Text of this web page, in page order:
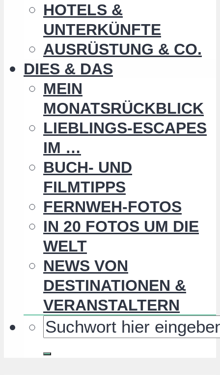
HOTELS &
UNTERKÜNFTE
AUSRÜSTUNG & CO.
DIES & DAS
MEIN
MONATSRÜCKBLICK
LIEBLINGS-ESCAPES
IM …
BUCH- UND
FILMTIPPS
FERNWEH-FOTOS
IN 20 FOTOS UM DIE
WELT
NEWS VON
DESTINATIONEN &
VERANSTALTERN